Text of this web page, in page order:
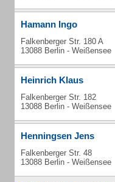
Hamann Ingo
Falkenberger Str. 180 A
13088 Berlin - Weißensee
Heinrich Klaus
Falkenberger Str. 182
13088 Berlin - Weißensee
Henningsen Jens
Falkenberger Str. 48
13088 Berlin - Weißensee